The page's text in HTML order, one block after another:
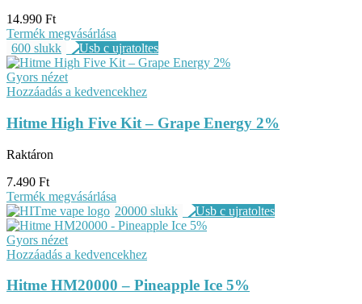
14.990 Ft
Termék megvásárlása
600 slukk
Gyors nézet
Hozzáadás a kedvencekhez
Hitme High Five Kit – Grape Energy 2%
Raktáron
7.490 Ft
Termék megvásárlása
20000 slukk
Gyors nézet
Hozzáadás a kedvencekhez
Hitme HM20000 – Pineapple Ice 5%